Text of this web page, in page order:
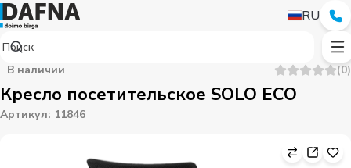
RU
В наличии (0)
Кресло посетительское SOLO ECO
Артикул: 11846